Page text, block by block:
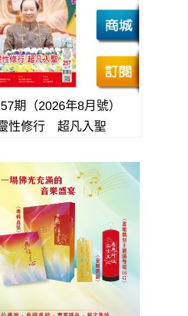
期（2026年8月號）
性修行 超凡入聖